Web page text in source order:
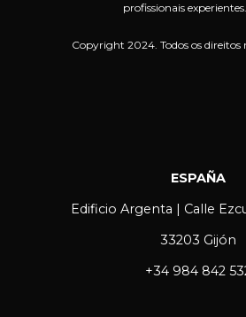
profissionais experientes.
Copyright 2024. Todos os direitos
ESPAÑA
Edificio Argenta | Calle
33203 Gijón
+34 984 842